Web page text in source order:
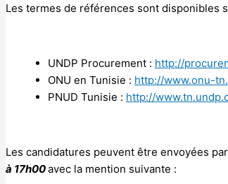
Les termes de références sont disponibles
UNDP Procurement : http://
ONU en Tunisie : http://www.onu-
PNUD Tunisie : http://
Les candidatures peuvent être envoyées
à 17h00avec la mention suivante :